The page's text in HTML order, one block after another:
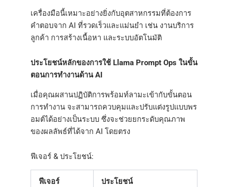
เครื่องมือนี้เหมาะอย่างยิ่งกับอุตสาหกรรมที่ต้องการ
คำตอบจาก AI ที่รวดเร็วและแม่นยำ เช่น งานบริการ
ลูกค้า การสร้างเนื้อหา และระบบอัตโนมัติ
ประโยชน์หลักของการใช้ Llama Prompt Ops ในขั้น
ตอนการทำงานด้าน AI
เมื่อคุณผสานปฏิบัติการพร้อมท์ลามะเข้ากับขั้นตอน
การทำงาน จะสามารถควบคุมและปรับแต่งรูปแบบพร
อมต์ได้อย่างเป็นระบบ ซึ่งจะช่วยยกระดับคุณภาพ
ของผลลัพธ์ที่ได้จาก AI โดยตรง
ฟีเจอร์ & ประโยชน์:
ฟีเจอร์ ประโยชน์